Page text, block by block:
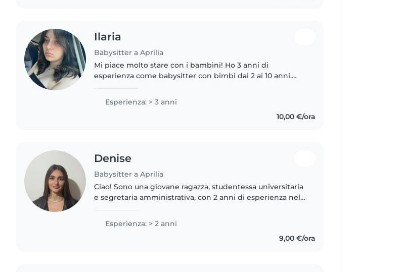
Ilaria
Babysitter a Aprilia
Mi piace molto stare con i bambini! Ho 3 anni di
esperienza come babysitter con bimbi dai 2 ai 10 anni.
suonare, e aiutare con..
Esperienza: > 3 anni
10,00 €/ora
Denise
Babysitter a Aprilia
Ciao! Sono una giovane ragazza, studentessa universitaria
e segretaria amministrativa, con 2 anni di esperienza nella
Esperienza: > 2 anni
9,00 €/ora